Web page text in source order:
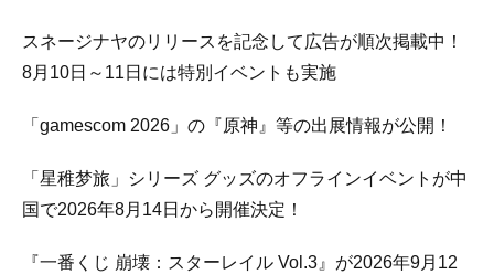
スネージナヤのリリースを記念して広告が順次掲載中！
8月10日～11日には特別イベントも実施
「gamescom 2026」の『原神』等の出展情報が公開！
「星稚梦旅」シリーズ グッズのオフラインイベントが中
国で2026年8月14日から開催決定！
『一番くじ 崩壊：スターレイル Vol.3』が2026年9月12